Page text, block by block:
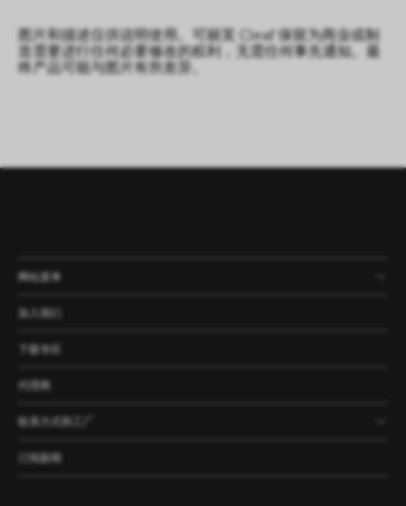
图片和描述仅供说明使用。可丽芙 Cleaf 保留为商业或制
造需要进行任何必要修改的权利，无需任何事先通知。最
终产品可能与图片有所差异。
网站菜单
产品
公司
资讯
案例
加入我们
下载专区
代理商
联系方式和工厂
订阅新闻